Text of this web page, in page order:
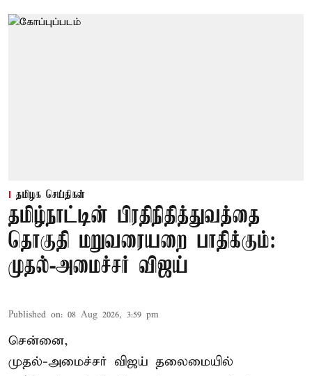
தமிழக செய்திகள்
தமிழ்நாட்டின் பிரதிநிதித்துவத்தை
தொகுதி மறுவரையறை பாதிக்கும்:
முதல்-அமைச்சர் விஜய்
Published on: 08 Aug 2026, 3:59 pm
சென்னை,
முதல்-அமைச்சர் விஜய் தலைமையில்